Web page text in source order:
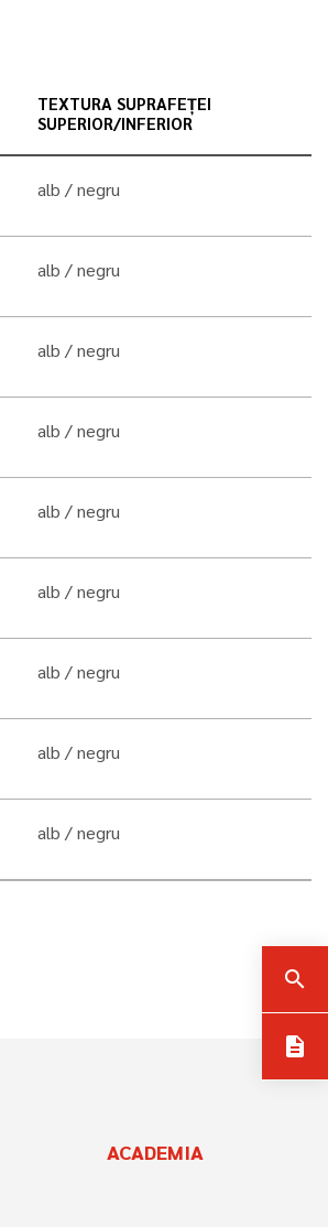
search
description
TEXTURA SUPRAFEȚEI
SUPERIOR/INFERIOR
alb negru
alb negru
alb negru
alb negru
alb negru
alb negru
alb negru
alb negru
alb negru
ACADEMIA